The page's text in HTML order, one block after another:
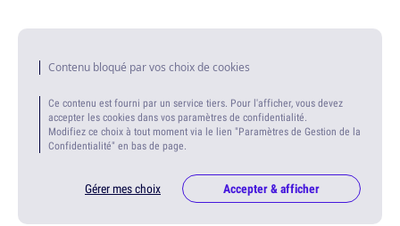
Contenu bloqué par vos choix de cookies
Ce contenu est fourni par un service tiers. Pour l'afficher, vous devez
accepter les cookies dans vos paramètres de confidentialité.
Modifiez ce choix à tout moment via le lien "Paramètres de Gestion de la
Confidentialité" en bas de page.
Gérer mes choix Accepter & afficher